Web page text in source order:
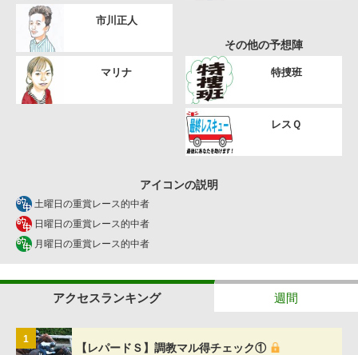
市川正人
マリナ
その他の予想陣
特捜班
レスＱ
アイコンの説明
土曜日の重賞レース的中者
日曜日の重賞レース的中者
月曜日の重賞レース的中者
アクセスランキング 週間
1
【レパードＳ】調教マル得チェック①